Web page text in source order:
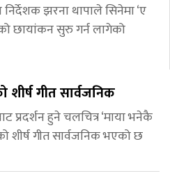
निर्देशक झरना थापाले सिनेमा ‘ए
छायांकन सुरु गर्न लागेको
शीर्ष गीत सार्वजनिक
प्रदर्शन हुने चलचित्र ‘माया भनेकै
शीर्ष गीत सार्वजनिक भएको छ